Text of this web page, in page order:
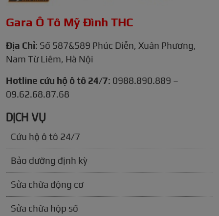
Gara Ô Tô Mỹ Đình THC
Địa Chỉ: Số 587&589 Phúc Diễn, Xuân Phương,
Nam Từ Liêm, Hà Nội
Hotline cứu hộ ô tô 24/7: 0988.890.889 –
09.62.68.87.68
DỊCH VỤ
Cứu hộ ô tô 24/7
Bảo dưỡng định kỳ
Sửa chữa động cơ
Sửa chữa hộp số